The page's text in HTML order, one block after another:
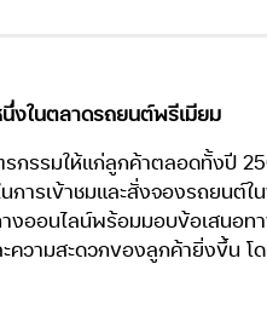
งในตลาดรถยนต์พรีเมียม
รกรรมให้แก่ลูกค้าตลอดทั้งปี
ารเข้าชมและสั่งจองรถยนต์ใ
ออนไลน์พร้อมมอบข้อเสนอท
ความสะดวกของลูกค้ายิ่งขึ้น